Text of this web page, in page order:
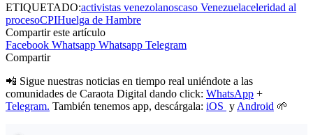
ETIQUETADO:activistas venezolanoscaso Venezuelaceleridad al
procesoCPIHuelga de Hambre
Compartir este artículo
Facebook Whatsapp Whatsapp Telegram
Compartir
📲 Sigue nuestras noticias en tiempo real uniéndote a las
comunidades de Caraota Digital dando click: WhatsApp +
Telegram. También tenemos app, descárgala: iOS y Android 🌱